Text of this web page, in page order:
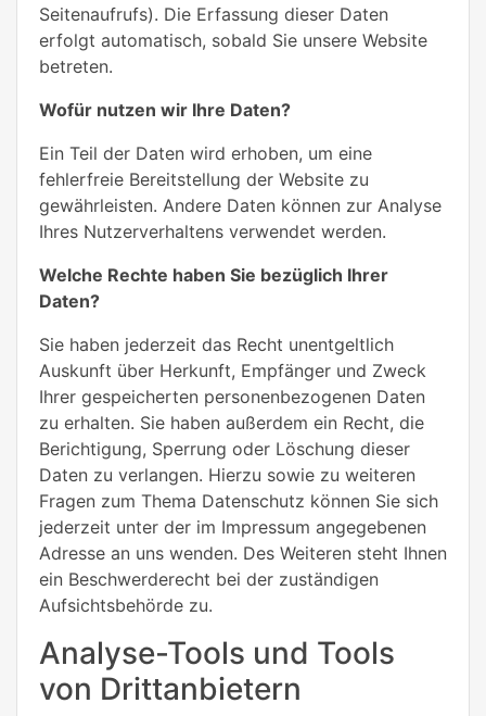
Seitenaufrufs). Die Erfassung dieser Daten
erfolgt automatisch, sobald Sie unsere Website
betreten.
Wofür nutzen wir Ihre Daten?
Ein Teil der Daten wird erhoben, um eine
fehlerfreie Bereitstellung der Website zu
gewährleisten. Andere Daten können zur Analyse
Ihres Nutzerverhaltens verwendet werden.
Welche Rechte haben Sie bezüglich Ihrer
Daten?
Sie haben jederzeit das Recht unentgeltlich
Auskunft über Herkunft, Empfänger und Zweck
Ihrer gespeicherten personenbezogenen Daten
zu erhalten. Sie haben außerdem ein Recht, die
Berichtigung, Sperrung oder Löschung dieser
Daten zu verlangen. Hierzu sowie zu weiteren
Fragen zum Thema Datenschutz können Sie sich
jederzeit unter der im Impressum angegebenen
Adresse an uns wenden. Des Weiteren steht Ihnen
ein Beschwerderecht bei der zuständigen
Aufsichtsbehörde zu.
Analyse-Tools und Tools
von Drittanbietern